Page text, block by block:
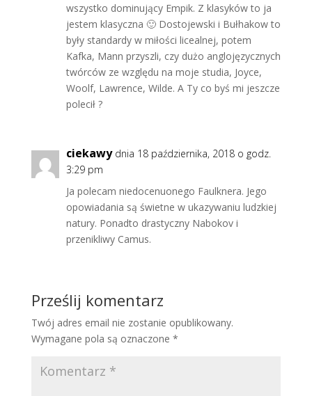
wszystko dominujący Empik. Z klasyków to ja
jestem klasyczna 🙂 Dostojewski i Bułhakow to
były standardy w miłości licealnej, potem
Kafka, Mann przyszli, czy dużo anglojęzycznych
twórców ze względu na moje studia, Joyce,
Woolf, Lawrence, Wilde. A Ty co byś mi jeszcze
polecił ?
ciekawy dnia 18 października, 2018 o godz.
3:29 pm
Ja polecam niedocenuonego Faulknera. Jego
opowiadania są świetne w ukazywaniu ludzkiej
natury. Ponadto drastyczny Nabokov i
przenikliwy Camus.
Prześlij komentarz
Twój adres email nie zostanie opublikowany.
Wymagane pola są oznaczone *